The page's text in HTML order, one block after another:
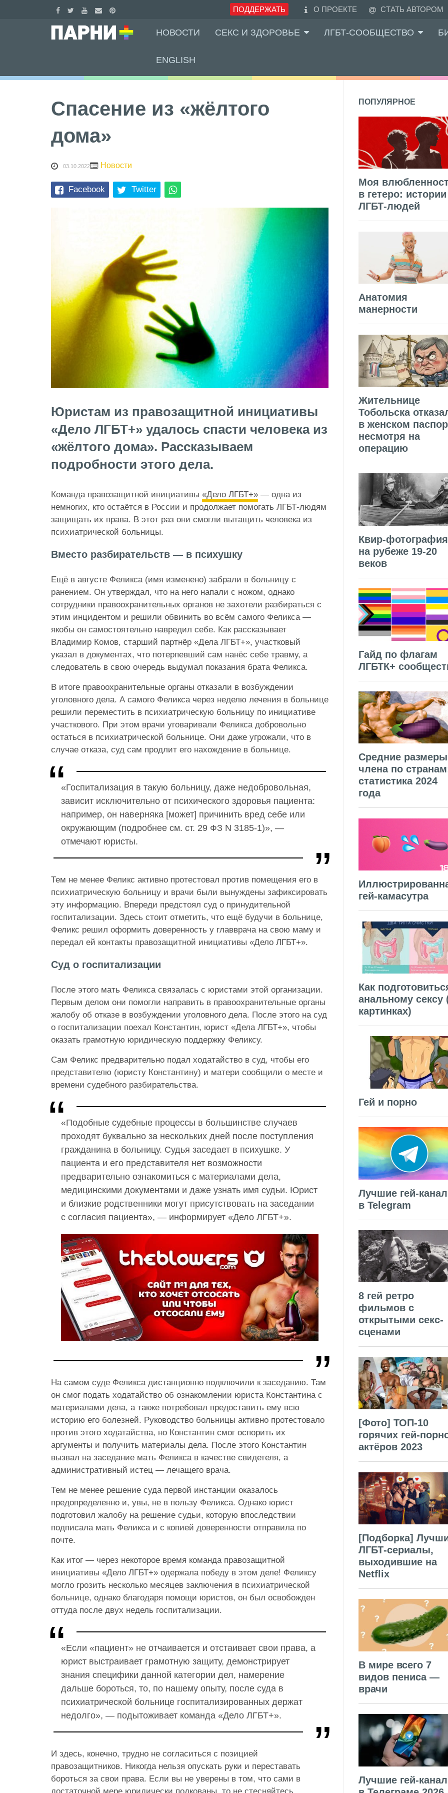
ПОДДЕРЖАТЬ О ПРОЕКТЕ СТАТЬ АВТОРОМ
НОВОСТИ СЕКС И ЗДОРОВЬЕ ЛГБТ-СООБЩЕСТВО
ENGLISH
Спасение из «жёлтого
дома»
03.10.2022 Новости
Facebook Twitter
Юристам из правозащитной инициативы
«Дело ЛГБТ+» удалось спасти человека из
«жёлтого дома». Рассказываем
подробности этого дела.
Команда правозащитной инициативы «Дело ЛГБТ+» — одна из
немногих, кто остаётся в России и продолжает помогать ЛГБТ-людям
защищать их права. В этот раз они смогли вытащить человека из
психиатрической больницы.
Вместо разбирательств — в психушку
Ещё в августе Феликса (имя изменено) забрали в больницу с
ранением. Он утверждал, что на него напали с ножом, однако
сотрудники правоохранительных органов не захотели разбираться с
этим инцидентом и решили обвинить во всём самого Феликса —
якобы он самостоятельно навредил себе. Как рассказывает
Владимир Комов, старший партнёр «Дела ЛГБТ+», участковый
указал в документах, что потерпевший сам нанёс себе травму, а
следователь в свою очередь выдумал показания брата Феликса.
В итоге правоохранительные органы отказали в возбуждении
уголовного дела. А самого Феликса через неделю лечения в больнице
решили переместить в психиатрическую больницу по инициативе
участкового. При этом врачи уговаривали Феликса добровольно
остаться в психиатрической больнице. Они даже угрожали, что в
случае отказа, суд сам продлит его нахождение в больнице.
«Госпитализация в такую больницу, даже недобровольная,
зависит исключительно от психического здоровья пациента:
например, он наверняка [может] причинить вред себе или
окружающим (подробнее см. ст. 29 ФЗ N 3185-1)», —
отмечают юристы.
Тем не менее Феликс активно протестовал против помещения его в
психиатрическую больницу и врачи были вынуждены зафиксировать
эту информацию. Впереди предстоял суд о принудительной
госпитализации. Здесь стоит отметить, что ещё будучи в больнице,
Феликс решил оформить доверенность у главврача на свою маму и
передал ей контакты правозащитной инициативы «Дело ЛГБТ+».
Суд о госпитализации
После этого мать Феликса связалась с юристами этой организации.
Первым делом они помогли направить в правоохранительные органы
жалобу об отказе в возбуждении уголовного дела. После этого на суд
о госпитализации поехал Константин, юрист «Дела ЛГБТ+», чтобы
оказать грамотную юридическую поддержку Феликсу.
Сам Феликс предварительно подал ходатайство в суд, чтобы его
представителю (юристу Константину) и матери сообщили о месте и
времени судебного разбирательства.
«Подобные судебные процессы в большинстве случаев
проходят буквально за нескольких дней после поступления
гражданина в больницу. Судья заседает в психушке. У
пациента и его представителя нет возможности
предварительно ознакомиться с материалами дела,
медицинскими документами и даже узнать имя судьи. Юрист
и близкие родственники могут присутствовать на заседании
с согласия пациента», — информирует «Дело ЛГБТ+».
На самом суде Феликса дистанционно подключили к заседанию. Там
он смог подать ходатайство об ознакомлении юриста Константина с
материалами дела, а также потребовал предоставить ему всю
историю его болезней. Руководство больницы активно протестовало
против этого ходатайства, но Константин смог оспорить их
аргументы и получить материалы дела. После этого Константин
вызвал на заседание мать Феликса в качестве свидетеля, а
административный истец — лечащего врача.
Тем не менее решение суда первой инстанции оказалось
предопределенно и, увы, не в пользу Феликса. Однако юрист
подготовил жалобу на решение судьи, которую впоследствии
подписала мать Феликса и с копией доверенности отправила по
почте.
Как итог — через некоторое время команда правозащитной
инициативы «Дело ЛГБТ+» одержала победу в этом деле! Феликсу
могло грозить несколько месяцев заключения в психиатрической
больнице, однако благодаря помощи юристов, он был освобожден
оттуда после двух недель госпитализации.
«Если «пациент» не отчаивается и отстаивает свои права, а
юрист выстраивает грамотную защиту, демонстрирует
знания специфики данной категории дел, намерение
дальше бороться, то, по нашему опыту, после суда в
психиатрической больнице госпитализированных держат
недолго», — подытоживает команда «Дело ЛГБТ+».
И здесь, конечно, трудно не согласиться с позицией
правозащитников. Никогда нельзя опускать руки и переставать
бороться за свои права. Если вы не уверены в том, что сами в
достаточной мере юридически подкованы, то не стесняйтесь
ПОПУЛЯРНОЕ
Моя
в гетеро: истории
ЛГБТ-людей
Анатомия
манерности
Жительнице
Тобольска
в женском
несмотря на
операцию
Квир-фотография
на рубеже 19-20
веков
Гайд по флагам
ЛГБТК+
Средние размеры
члена по
статистика 2024
года
гей-камасутра
Как
анальному сексу
картинках)
Гей и порно
Лучшие гей-
в Telegram
8 гей ретро
фильмов с
открытыми секс-
сценами
[Фото] ТОП-10
горячих гей-
актёров 2023
[Подборка]
ЛГБТ-сериалы,
выходившие на
Netflix
В мире всего 7
видов пениса —
врачи
Лучшие гей-